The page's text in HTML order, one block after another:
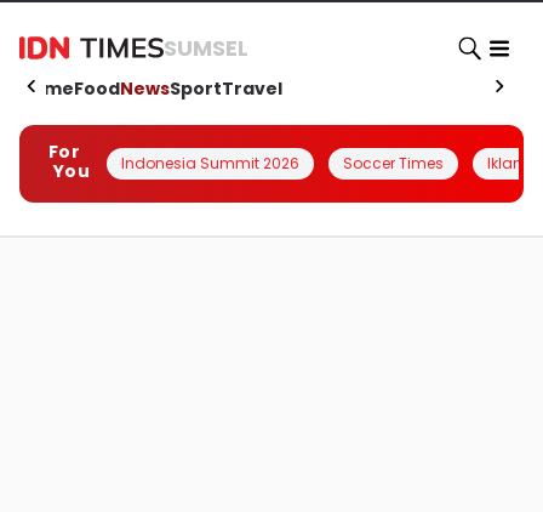
SUMSEL
HomeFoodNewsSportTravel
For
You
Indonesia Summit 2026 Soccer Times Iklanin